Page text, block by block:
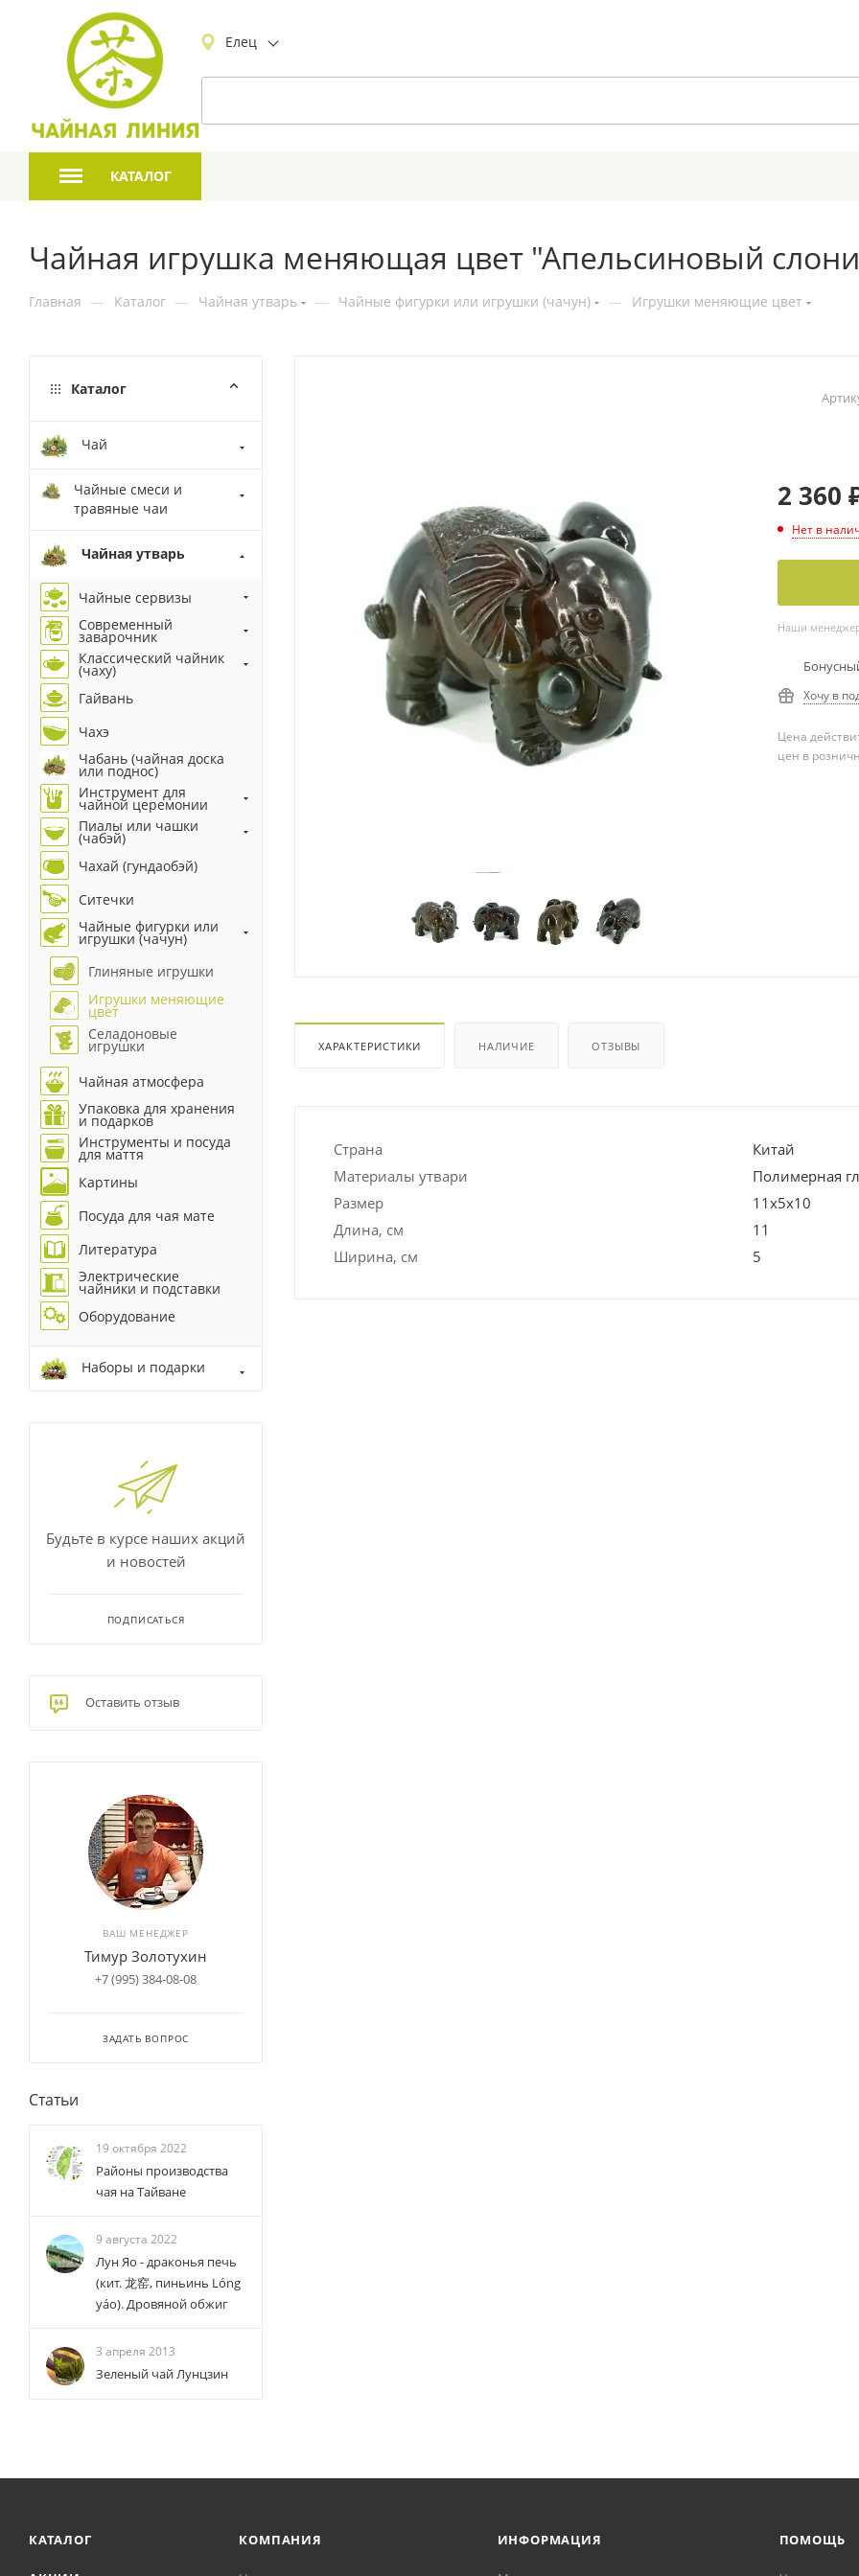
Елец
КАТАЛОГ
Чайная игрушка меняющая цвет "Апельсиновый
Главная — Каталог — Чайная утварь — Чайные фигурки или игрушки (чачун) — Игрушки меняющие цвет
2 360
Нет в
Наши
Хочу в
Цена
цен в
ХАРАКТЕРИСТИКИ НАЛИЧИЕ ОТЗЫВЫ
Страна
Китай
Материалы утвари
Полимерная
Размер
11х5х10
Длина, см
11
Ширина, см
5
Каталог
Чай
Чайные смеси и
травяные чаи
Чайная утварь
Чайные сервизы
Современный
заварочник
Классический чайник
(чаху)
Гайвань
Чахэ
Чабань (чайная доска
или поднос)
Инструмент для
чайной церемонии
Пиалы или чашки
(чабэй)
Чахай (гундаобэй)
Ситечки
Чайные фигурки или
игрушки (чачун)
Глиняные игрушки
Игрушки меняющие
цвет
Селадоновые
игрушки
Чайная атмосфера
Упаковка для хранения
и подарков
Инструменты и посуда
для маття
Картины
Посуда для чая мате
Литература
Электрические
чайники и подставки
Оборудование
Наборы и подарки
Будьте в курсе наших акций
и новостей
ПОДПИСАТЬСЯ
Оставить отзыв
ВАШ МЕНЕДЖЕР
Тимур Золотухин
+7 (995) 384-08-08
ЗАДАТЬ ВОПРОС
Статьи
19 октября 2022
Районы производства
чая на Тайване
9 августа 2022
Лун Яо - драконья печь
(кит. 龙窑, пиньинь Lóng
yáo). Дровяной обжиг
3 апреля 2013
Зеленый чай Лунцзин
КАТАЛОГ КОМПАНИЯ ИНФОРМАЦИЯ ПОМОЩЬ